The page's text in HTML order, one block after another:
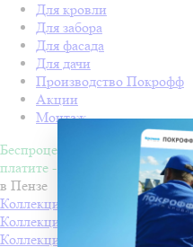
Для кровли
Для забора
Для фасада
Для дачи
Производство Покрофф
Акции
Монтаж
Беспроцентная рассрочка на
платите - потом!
в Пензе
Коллекция КАРАТ
Коллекция МАТРИЦА
Коллекция КУПОЛ